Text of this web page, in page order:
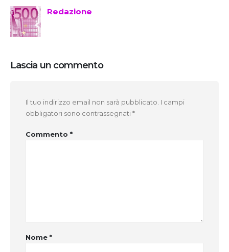
Redazione
Lascia un commento
Il tuo indirizzo email non sarà pubblicato. I campi
obbligatori sono contrassegnati*
Commento *
Nome *